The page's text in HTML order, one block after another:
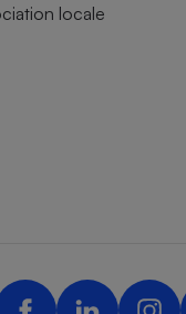
locale